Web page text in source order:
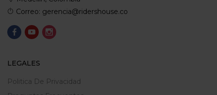
Correo: gerencia@ridershouse.co
LEGALES
Politica De Privacidad